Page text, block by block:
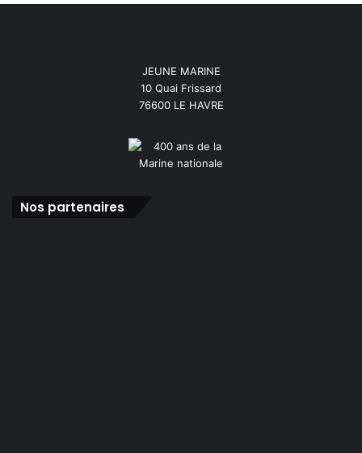
JEUNE MARINE
10 Quai Frissard
76600 LE HAVRE
Nos partenaires